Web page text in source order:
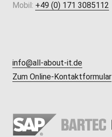
Mobil: +49 (0) 171 3085112
info@all-about-it.de
Zum Online-Kontaktformular